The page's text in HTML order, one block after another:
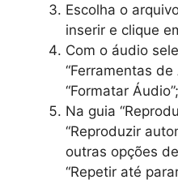
Escolha o
inserir e clique
Com o áudio
“Ferramentas
“Formatar Áudio”;
Na guia
“Reproduzir
outras opções
“Repetir até